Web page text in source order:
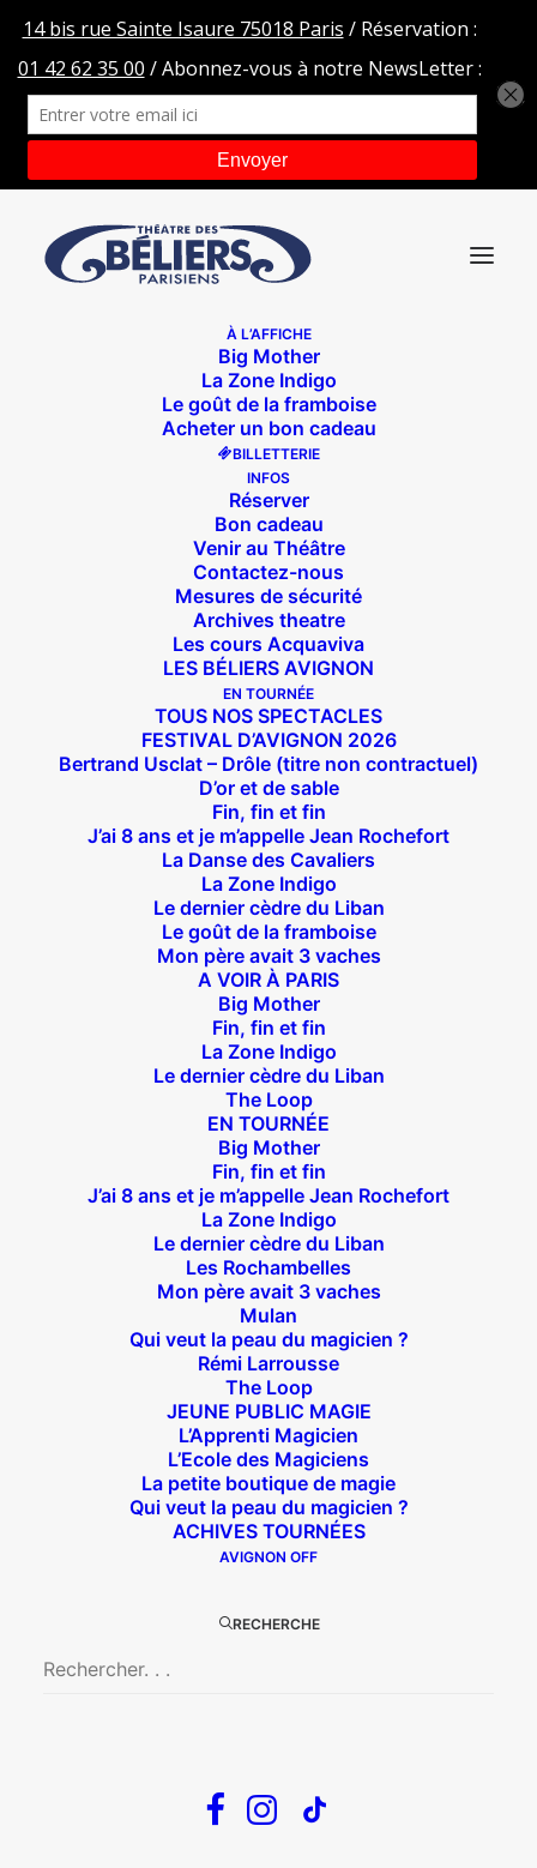
À L’AFFICHE
Big Mother
La Zone Indigo
Le goût de la framboise
Acheter un bon cadeau
BILLETTERIE
INFOS
Réserver
Bon cadeau
Venir au Théâtre
Contactez-nous
Mesures de sécurité
Archives theatre
Les cours Acquaviva
LES BÉLIERS AVIGNON
EN TOURNÉE
TOUS NOS SPECTACLES
FESTIVAL D’AVIGNON 2026
Bertrand Usclat – Drôle (titre non contractuel)
D’or et de sable
Fin, fin et fin
J’ai 8 ans et je m’appelle Jean Rochefort
La Danse des Cavaliers
La Zone Indigo
Le dernier cèdre du Liban
Le goût de la framboise
Mon père avait 3 vaches
A VOIR À PARIS
Big Mother
Fin, fin et fin
La Zone Indigo
Le dernier cèdre du Liban
The Loop
EN TOURNÉE
Big Mother
Fin, fin et fin
J’ai 8 ans et je m’appelle Jean Rochefort
La Zone Indigo
Le dernier cèdre du Liban
Les Rochambelles
Mon père avait 3 vaches
Mulan
Qui veut la peau du magicien ?
Rémi Larrousse
The Loop
JEUNE PUBLIC MAGIE
L’Apprenti Magicien
L’Ecole des Magiciens
La petite boutique de magie
Qui veut la peau du magicien ?
ACHIVES TOURNÉES
AVIGNON OFF
RECHERCHE
092-BD
Mata Hari, ou la justice des hommes
Suivez nous !
Théâtre des Béliers Parisiens
14 bis rue Sainte Isaure 75018 Paris
Joffrin / Simplon – Loc :
À l’affiche
Big Mother
La Zone Indigo
Le goût de la framboise
The Loop
Big Mother